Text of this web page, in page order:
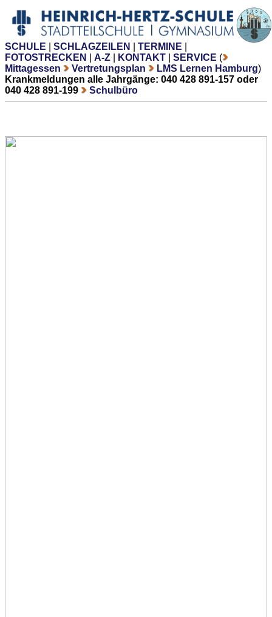
SCHULE SCHLAGZEILEN TERMINE
FOTOSTRECKEN
A-Z KONTAKT SERVICE (
Mittagessen
Vertretungsplan LMS Lernen Hamburg)
Krankmeldungen alle Jahrgänge: 040 428 891-157 oder
040 428 891-199
Schulbüro